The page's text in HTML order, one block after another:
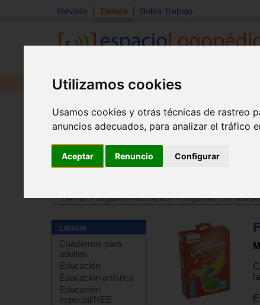
Utilizamos cookies
Usamos cookies y otras técnicas de rastreo
anuncios adecuados, para analizar el tráfico
Aceptar Renuncio Configurar
Revista Tienda Bolsa Trabajo
Revista Libros Material
Tienda>Juguetes educativos>Juguetes por
Cuadernos para
adultos
Educación
Educación artística
Educación
especial/NEE